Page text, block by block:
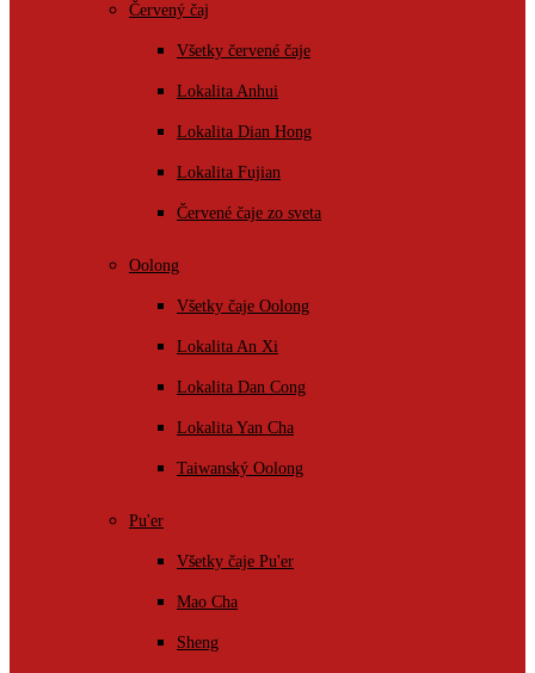
Červený čaj
Všetky červené čaje
Lokalita Anhui
Lokalita Dian Hong
Lokalita Fujian
Červené čaje zo sveta
Oolong
Všetky čaje Oolong
Lokalita An Xi
Lokalita Dan Cong
Lokalita Yan Cha
Taiwanský Oolong
Pu'er
Všetky čaje Pu'er
Mao Cha
Sheng